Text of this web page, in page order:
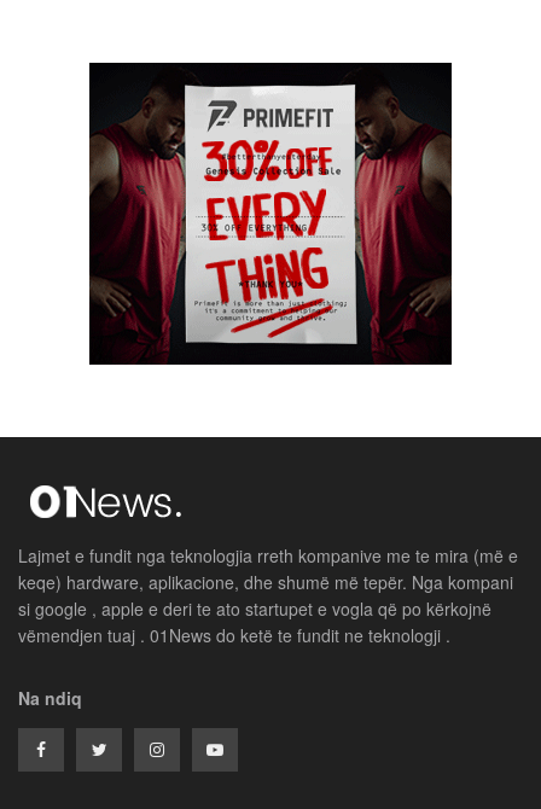
Lajmet e fundit nga teknologjia rreth kompanive me te mira (më e
keqe) hardware, aplikacione, dhe shumë më tepër. Nga kompani
si google , apple e deri te ato startupet e vogla që po kërkojnë
vëmendjen tuaj . 01News do ketë te fundit ne teknologji .
Na ndiq